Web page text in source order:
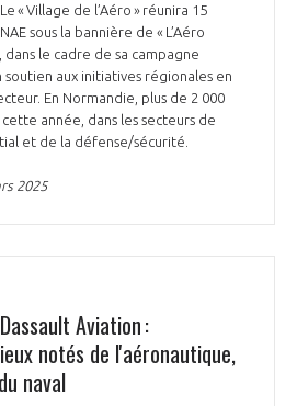
« Village de l’Aéro » réunira 15
sous la bannière de « L’Aéro
dans le cadre de sa campagne
aux initiatives régionales en
En Normandie, plus de 2 000
année, dans les secteurs de
et de la défense/sécurité.
2025
Aviation :
notés de l'aéronautique,
naval